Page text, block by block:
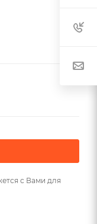
с Вами для